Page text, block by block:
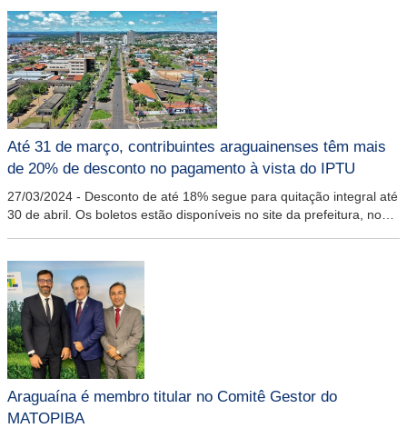
Até 31 de março, contribuintes araguainenses têm mais
de 20% de desconto no pagamento à vista do IPTU
27/03/2024 - Desconto de até 18% segue para quitação integral até
30 de abril. Os boletos estão disponíveis no site da prefeitura, no
Araguaína é membro titular no Comitê Gestor do
MATOPIBA